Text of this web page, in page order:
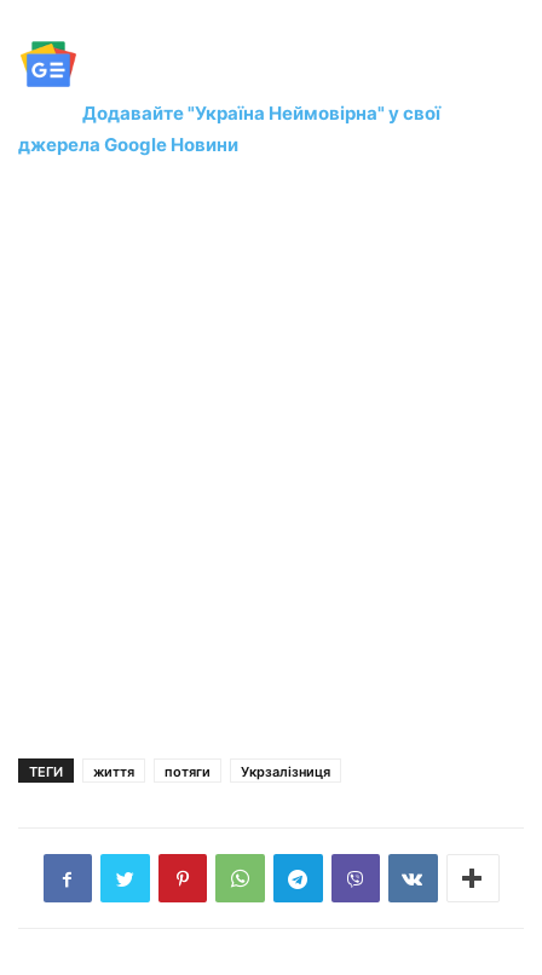
Додавайте "Україна Неймовірна" у свої
джерела Google Новини
ТЕГИ життя потяги Укрзалізниця